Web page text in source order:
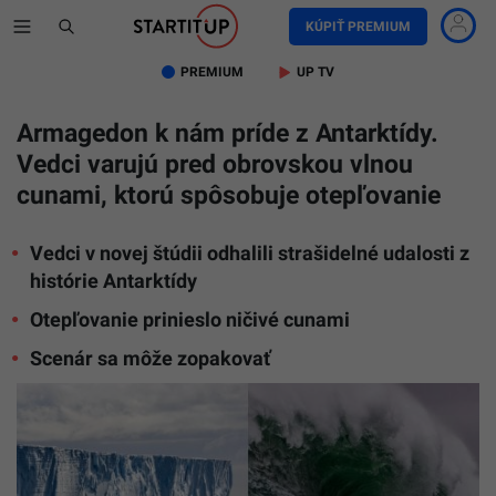
KÚPIŤ PREMIUM
PREMIUM UP TV
Armagedon k nám príde z Antarktídy.
Vedci varujú pred obrovskou vlnou
cunami, ktorú spôsobuje otepľovanie
Vedci v novej štúdii odhalili strašidelné udalosti z
histórie Antarktídy
Otepľovanie prinieslo ničivé cunami
Scenár sa môže zopakovať